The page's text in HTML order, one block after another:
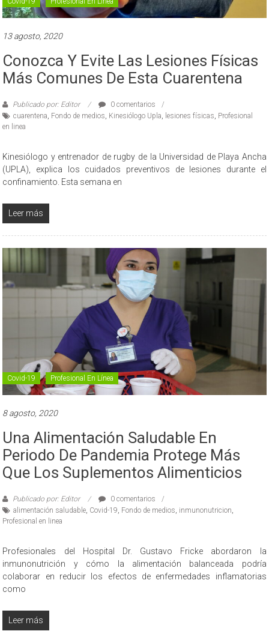
13 agosto, 2020
Conozca Y Evite Las Lesiones Físicas
Más Comunes De Esta Cuarentena
Publicado por: Editor
0 comentarios
cuarentena Fondo de medios Kinesiólogo Upla lesiones físicas Profesional
en linea
Kinesiólogo y entrenador de rugby de la Universidad de Playa Ancha
(UPLA), explica los cuidados preventivos de lesiones durante el
confinamiento. Esta semana en
Leer más
Covid-19 Profesional En Línea
8 agosto, 2020
Una Alimentación Saludable En
Periodo De Pandemia Protege Más
Que Los Suplementos Alimenticios
Publicado por: Editor
0 comentarios
alimentación saludable, Covid-19, Fondo de medios, inmunonutricion,
Profesional en linea
Profesionales del Hospital Dr. Gustavo Fricke abordaron la
inmunonutrición y cómo la alimentación balanceada podría
colaborar en reducir los efectos de enfermedades inflamatorias
como
Leer más